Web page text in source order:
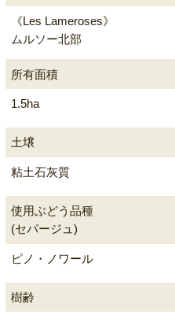
《Les Lameroses》
ムルソー北部
所有面積
1.5ha
土壌
粘土石灰質
使用ぶどう品種
(セパージュ)
ピノ・ノワール
樹齢